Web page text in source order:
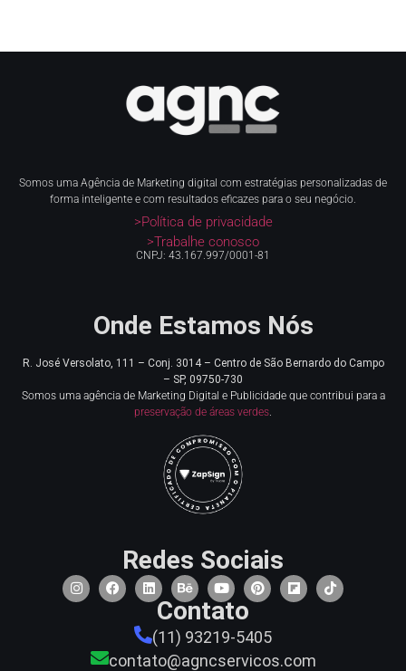
Somos uma Agência de Marketing digital com estratégias personalizadas de
forma inteligente e com resultados eficazes para o seu negócio.
>Política de privacidade
>Trabalhe conosco
CNPJ: 43.167.997/0001-81
Onde Estamos Nós
R. José Versolato, 111 – Conj. 3014 – Centro de São Bernardo do Campo
– SP, 09750-730
Somos uma agência de Marketing Digital e Publicidade que contribui para a
preservação de áreas verdes.
Redes Sociais
Contato
(11) 93219-5405
contato@agncservicos.com